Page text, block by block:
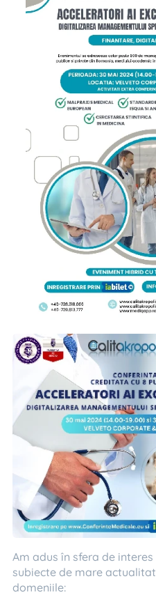
Am adus în sfera de
subiecte de mare
domeniile: